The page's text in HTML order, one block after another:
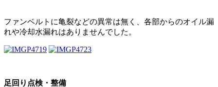
ファンベルトに亀裂などの異常は無く、各部からのオイル漏
れや冷却水漏れはありませんでした。
足回り点検・整備